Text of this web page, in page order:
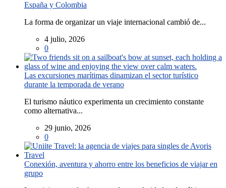
España y Colombia
La forma de organizar un viaje internacional cambió de...
4 julio, 2026
0
Las excursiones marítimas dinamizan el sector turístico
durante la temporada de verano
El turismo náutico experimenta un crecimiento constante
como alternativa...
29 junio, 2026
0
Conexión, aventura y ahorro entre los beneficios de viajar en
grupo